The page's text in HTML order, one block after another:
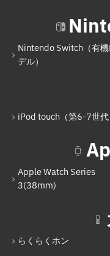
iPad Pro 11イン
Nintendo Switch
iPod touch（第
Apple Watch
Apple Watch
ガラケー
Nintendo Switch（有機
デル）
iPod touch（第6-7世代
Apple Watch Series
3(38mm)
らくらくホン